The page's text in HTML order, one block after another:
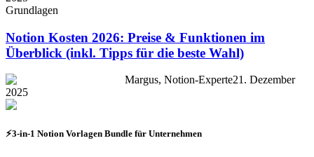
Grundlagen
Notion Kosten 2026: Preise & Funktionen im
Überblick (inkl. Tipps für die beste Wahl)
Margus, Notion-Experte21. Dezember
2025
⚡3-in-1 Notion Vorlagen Bundle für Unternehmen